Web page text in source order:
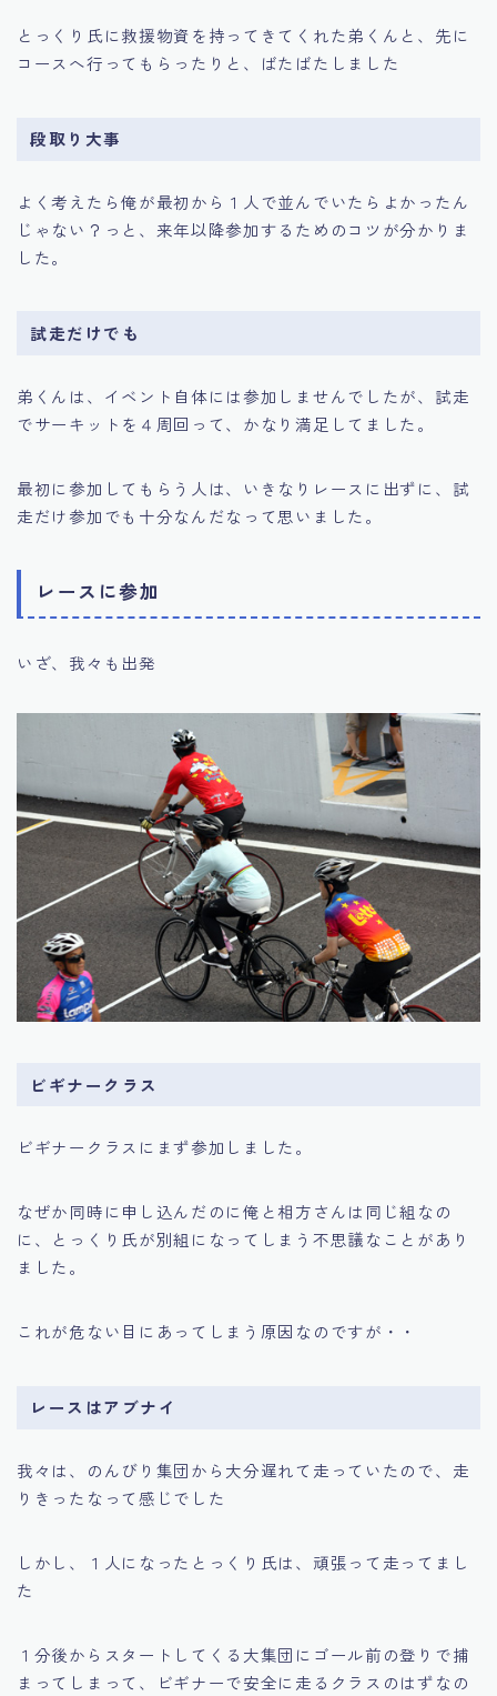
とっくり氏に救援物資を持ってきてくれた弟くんと、先に
コースへ行ってもらったりと、ばたばたしました
段取り大事
よく考えたら俺が最初から１人で並んでいたらよかったん
じゃない？っと、来年以降参加するためのコツが分かりま
した。
試走だけでも
弟くんは、イベント自体には参加しませんでしたが、試走
でサーキットを４周回って、かなり満足してました。
最初に参加してもらう人は、いきなりレースに出ずに、試
走だけ参加でも十分なんだなって思いました。
レースに参加
いざ、我々も出発
ビギナークラス
ビギナークラスにまず参加しました。
なぜか同時に申し込んだのに俺と相方さんは同じ組なの
に、とっくり氏が別組になってしまう不思議なことがあり
ました。
これが危ない目にあってしまう原因なのですが・・
レースはアブナイ
我々は、のんびり集団から大分遅れて走っていたので、走
りきったなって感じでした
しかし、１人になったとっくり氏は、頑張って走ってまし
た
１分後からスタートしてくる大集団にゴール前の登りで捕
まってしまって、ビギナーで安全に走るクラスのはずなの